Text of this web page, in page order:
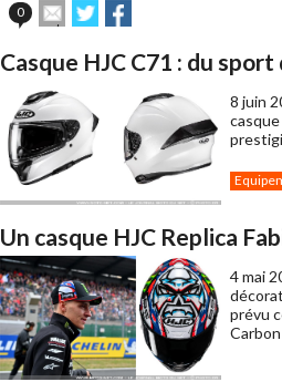
0
Envoyer
cet
à
ami
Partager
sur sur
Casque HJC C71 : du
8 juin
Un casque HJC Replica
4 mai
prévu